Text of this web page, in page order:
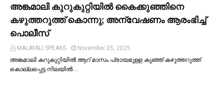
അങ്കമാലി കുറുകുറ്റിയില്‍ കൈക്കുഞ്ഞിനെ
കഴുത്തറുത്ത് കൊന്നു; അന്വേഷണം ആരംഭിച്ച്‌
പൊലീസ്
MALAYALI SPEAKS
November 05, 2025
അങ്കമാലി കറുകുറ്റിയില്‍ ആറ് മാസം പ്രായമുള്ള കുഞ്ഞ് കഴുത്തറുത്ത്
കൊല്ലപ്പെട്ട നിലയില്‍.…